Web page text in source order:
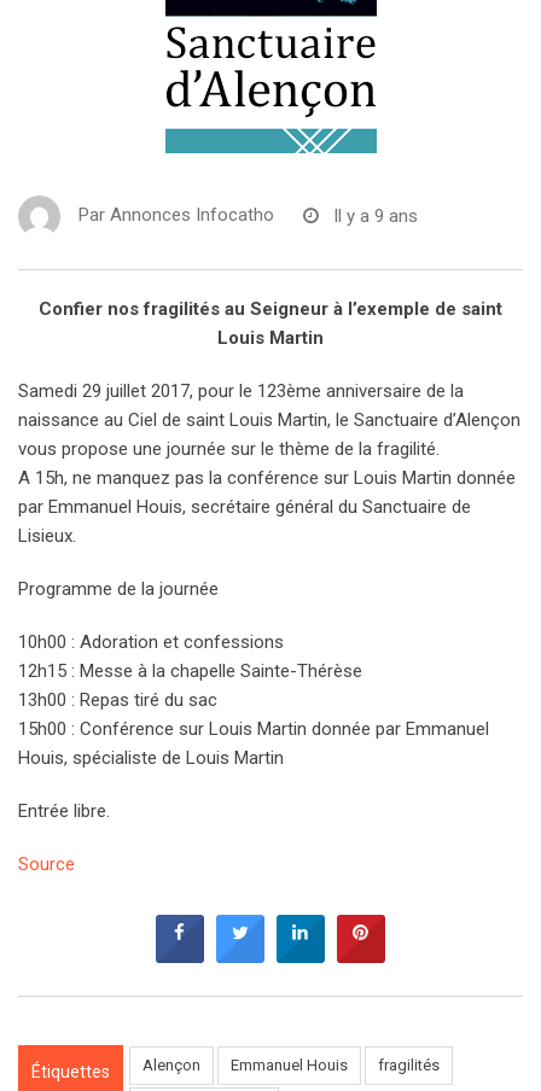
Par Annonces Infocatho Il y a 9 ans
Confier nos fragilités au Seigneur à l’exemple de saint
Louis Martin
Samedi 29 juillet 2017, pour le 123ème anniversaire de la
naissance au Ciel de saint Louis Martin, le Sanctuaire d’Alençon
vous propose une journée sur le thème de la fragilité.
A 15h, ne manquez pas la conférence sur Louis Martin donnée
par Emmanuel Houis, secrétaire général du Sanctuaire de
Lisieux.
Programme de la journée
10h00 : Adoration et confessions
12h15 : Messe à la chapelle Sainte-Thérèse
13h00 : Repas tiré du sac
15h00 : Conférence sur Louis Martin donnée par Emmanuel
Houis, spécialiste de Louis Martin
Entrée libre.
Source
Étiquettes
Alençon Emmanuel Houis fragilités